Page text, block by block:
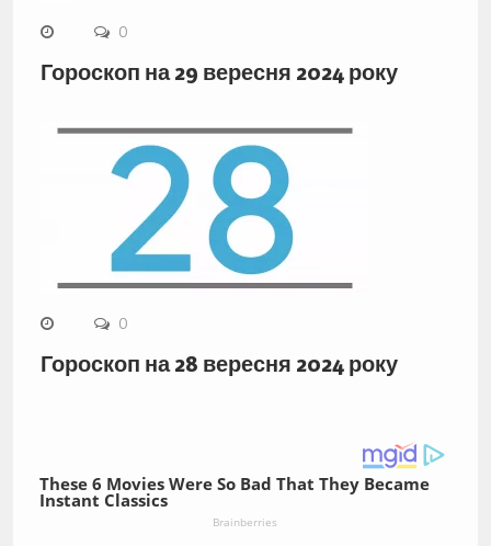
0
Гороскоп на 29 вересня 2024 року
0
Гороскоп на 28 вересня 2024 року
These 6 Movies Were So Bad That They Became
Instant Classics
Brainberries